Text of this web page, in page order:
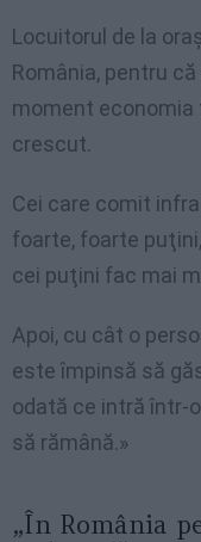
Locuitorul de la
România, pentru
moment economia
crescut.
Cei care comit
foarte, foarte
cei puţini fac mai
Apoi, cu cât o
este împinsă să
odată ce intră într-
să rămână.»
„În România